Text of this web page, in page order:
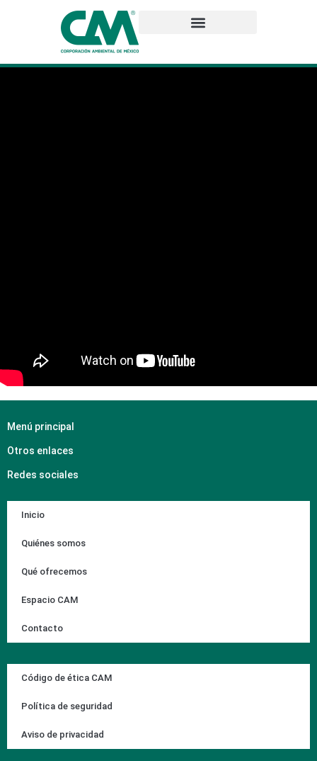
Menú principal
Otros enlaces
Redes sociales
Inicio
Quiénes somos
Qué ofrecemos
Espacio CAM
Contacto
Código de ética CAM
Política de seguridad
Aviso de privacidad